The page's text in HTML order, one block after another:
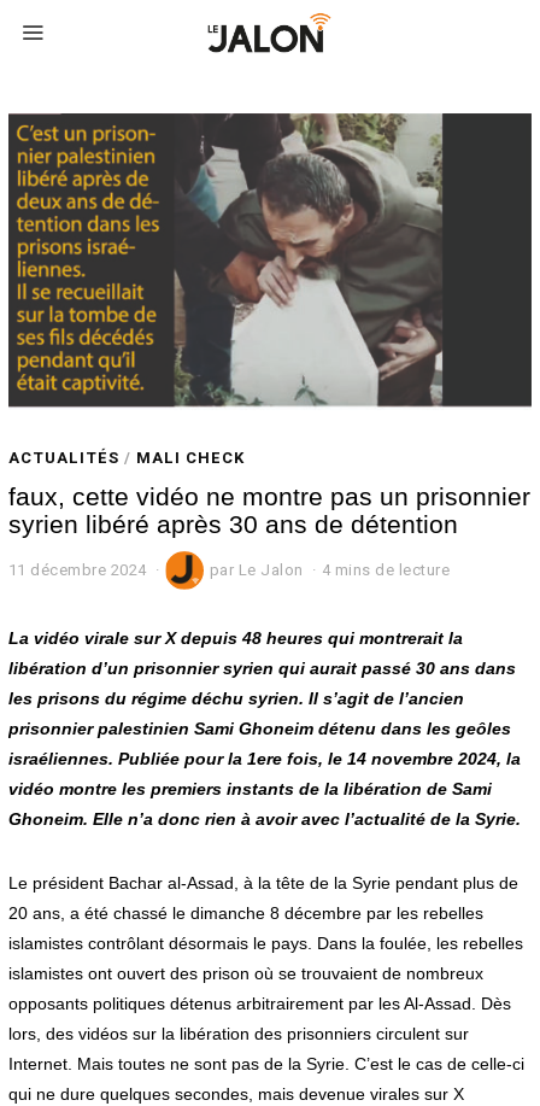
ACTUALITÉS / MALI CHECK
faux, cette vidéo ne montre pas un prisonnier
syrien libéré après 30 ans de détention
11 décembre 2024
é
c
e
m
b
e
2
2
par Le Jalon 4 mins de lecture
La vidéo virale sur X depuis 48 heures qui montrerait la
libération d’un prisonnier syrien qui aurait passé 30 ans dans
les prisons du régime déchu syrien. Il s’agit de l’ancien
prisonnier palestinien Sami Ghoneimdétenu dans les geôles
israéliennes. Publiée pour la 1ere fois, le 14 novembre 2024, la
vidéo montre les premiers instants de la libération de Sami
Ghoneim. Elle n’a donc rien à avoir avec l’actualité de la Syrie.
Le président Bachar al-Assad, à la tête de la Syrie pendant plus de
20 ans, a été chassé le dimanche 8 décembre par les rebelles
islamistes contrôlant désormais le pays. Dans la foulée, les rebelles
islamistes ont ouvert des prison où se trouvaient de nombreux
opposants politiques détenus arbitrairement par les Al-Assad. Dès
lors, des vidéos sur la libération des prisonniers circulent sur
Internet. Mais toutes ne sont pas de la Syrie. C’est le cas de celle-ci
qui ne dure quelques secondes, mais devenue virales sur X